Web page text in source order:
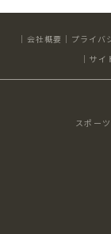
会社概要 プライバ
サイ
スポー